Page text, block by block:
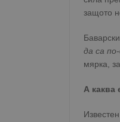
защото
да са
мярка,
А каква